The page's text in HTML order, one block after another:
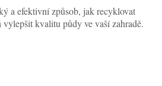
a efektivní způsob, jak recyklovat
kvalitu půdy ve vaší zahradě.